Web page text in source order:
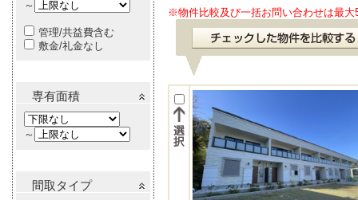
～
管理/共益費含む
敷金/礼金なし
専有面積
～
間取タイプ
※物件比較及び一括お問い合わせは最大